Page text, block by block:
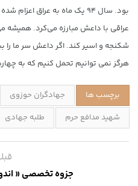
بود. سال ۹۴ یک ماه به عراق
عراقی با داعش مبارزه می‌کرد. همیشه
شکنجه و اسیر کند. اگر داعش سر ما را
هرگز نمی توانیم تحمل کنیم که به
برچسب ها جهادگران حوزوی
شهید مدافع حرم
طلبه جهادی
جزوه تخصصی «